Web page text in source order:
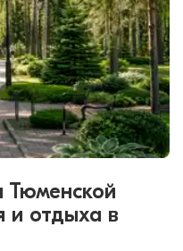
Тюменской
и отдыха в